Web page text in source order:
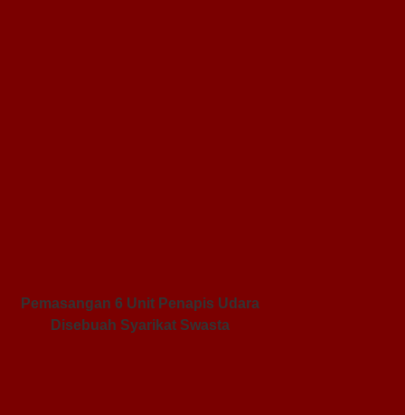
Pemasangan 6 Unit Penapis Udara
Disebuah Syarikat Swasta